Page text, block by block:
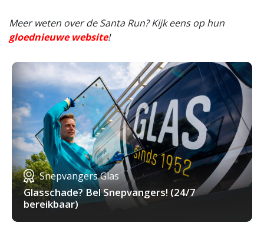
Meer weten over de Santa Run? Kijk eens op hun
gloednieuwe website!
Snepvangers Glas
Glasschade? Bel Snepvangers! (24/7
bereikbaar)